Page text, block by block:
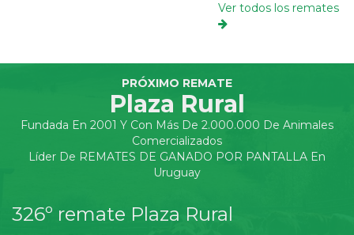
Ver todos los remates
PRÓXIMO REMATE
Plaza Rural
Fundada En 2001 Y Con Más De 2.000.000 De Animales
Comercializados
Líder De REMATES DE GANADO POR PANTALLA En
Uruguay
326º remate Plaza Rural